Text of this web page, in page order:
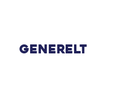
Generelt